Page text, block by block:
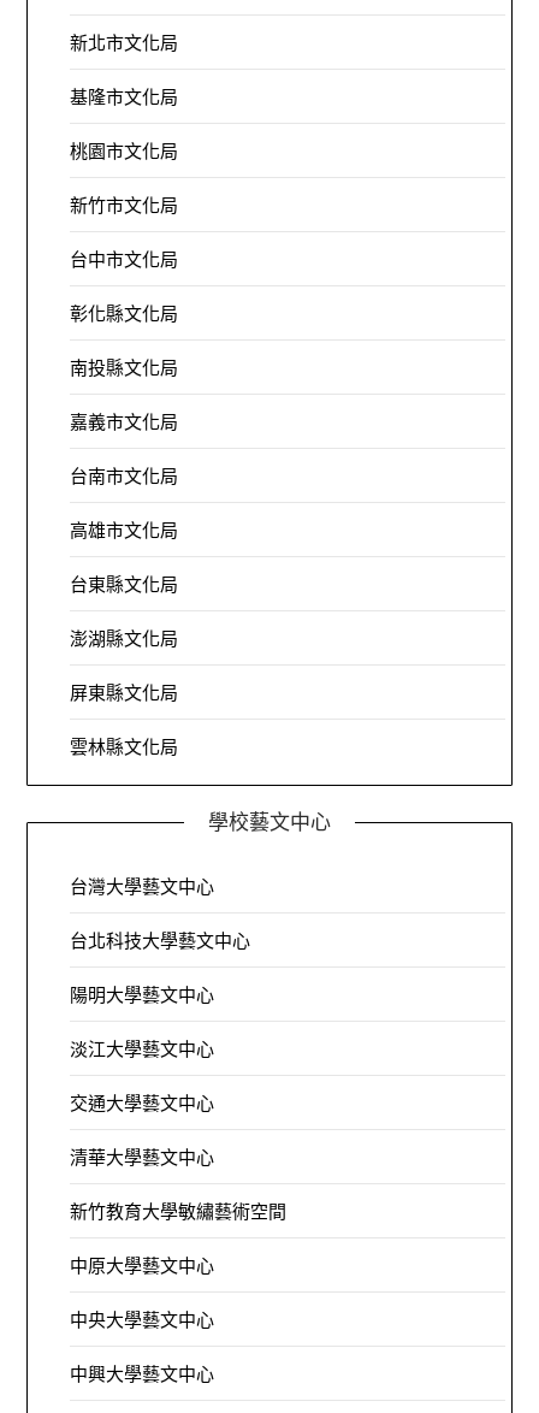
新北市文化局
基隆市文化局
桃園市文化局
新竹市文化局
台中市文化局
彰化縣文化局
南投縣文化局
嘉義市文化局
台南市文化局
高雄市文化局
台東縣文化局
澎湖縣文化局
屏東縣文化局
雲林縣文化局
學校藝文中心
台灣大學藝文中心
台北科技大學藝文中心
陽明大學藝文中心
淡江大學藝文中心
交通大學藝文中心
清華大學藝文中心
新竹教育大學敏繡藝術空間
中原大學藝文中心
中央大學藝文中心
中興大學藝文中心